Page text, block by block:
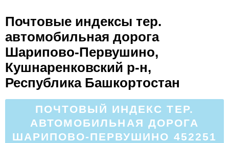
Почтовые индексы тер.
автомобильная дорога
Шарипово-Первушино,
Кушнаренковский р-н,
Республика Башкортостан
ПОЧТОВЫЙ ИНДЕКС ТЕР.
АВТОМОБИЛЬНАЯ ДОРОГА
ШАРИПОВО-ПЕРВУШИНО 452251